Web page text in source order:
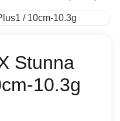
Stunna
10.3g